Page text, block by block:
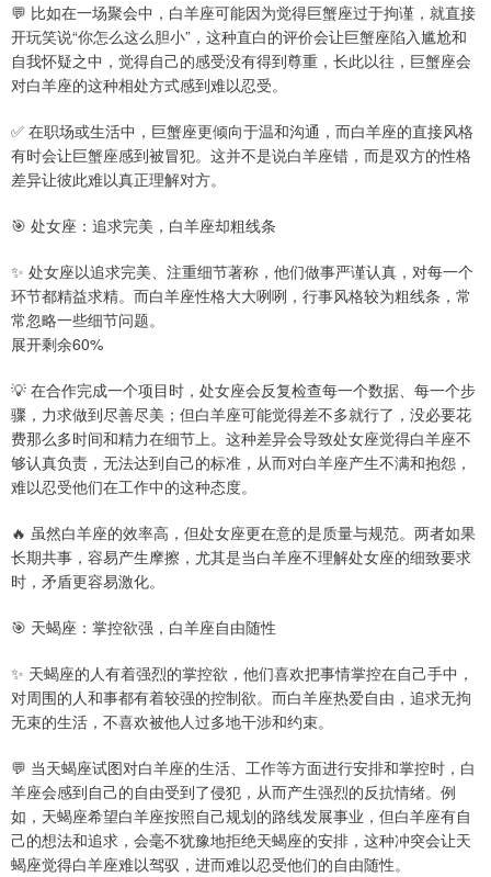
💬 比如在一场聚会中，白羊座可能因为觉得巨蟹座过于拘谨，就直接
开玩笑说“你怎么这么胆小”，这种直白的评价会让巨蟹座陷入尴尬和
自我怀疑之中，觉得自己的感受没有得到尊重，长此以往，巨蟹座会
对白羊座的这种相处方式感到难以忍受。
✅ 在职场或生活中，巨蟹座更倾向于温和沟通，而白羊座的直接风格
有时会让巨蟹座感到被冒犯。这并不是说白羊座错，而是双方的性格
差异让彼此难以真正理解对方。
🎯 处女座：追求完美，白羊座却粗线条
✨ 处女座以追求完美、注重细节著称，他们做事严谨认真，对每一个
环节都精益求精。而白羊座性格大大咧咧，行事风格较为粗线条，常
常忽略一些细节问题。
展开剩余60%
💡 在合作完成一个项目时，处女座会反复检查每一个数据、每一个步
骤，力求做到尽善尽美；但白羊座可能觉得差不多就行了，没必要花
费那么多时间和精力在细节上。这种差异会导致处女座觉得白羊座不
够认真负责，无法达到自己的标准，从而对白羊座产生不满和抱怨，
难以忍受他们在工作中的这种态度。
🔥 虽然白羊座的效率高，但处女座更在意的是质量与规范。两者如果
长期共事，容易产生摩擦，尤其是当白羊座不理解处女座的细致要求
时，矛盾更容易激化。
🎯 天蝎座：掌控欲强，白羊座自由随性
✨ 天蝎座的人有着强烈的掌控欲，他们喜欢把事情掌控在自己手中，
对周围的人和事都有着较强的控制欲。而白羊座热爱自由，追求无拘
无束的生活，不喜欢被他人过多地干涉和约束。
💬 当天蝎座试图对白羊座的生活、工作等方面进行安排和掌控时，白
羊座会感到自己的自由受到了侵犯，从而产生强烈的反抗情绪。例
如，天蝎座希望白羊座按照自己规划的路线发展事业，但白羊座有自
己的想法和追求，会毫不犹豫地拒绝天蝎座的安排，这种冲突会让天
蝎座觉得白羊座难以驾驭，进而难以忍受他们的自由随性。